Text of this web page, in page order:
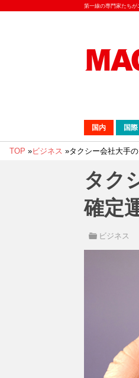
第一線の専門家たち
国内 国際
TOP »ビジネス »タクシー会社大手
タク
確定
ビジネス